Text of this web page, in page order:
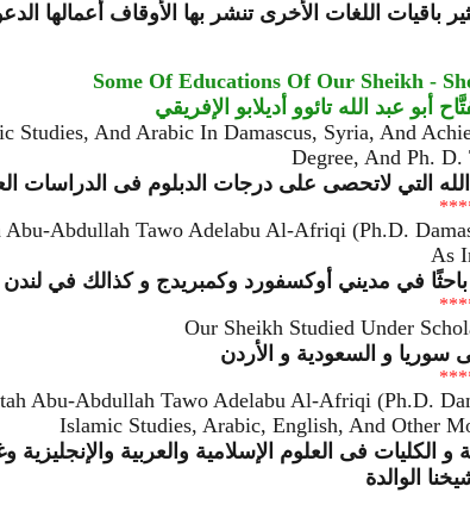
اللغات الأخرى تنشر بها الأوقاف أعمالها
Some Of Educations Of Our Sheikh -
عبد الله تائوو أديلابو الإفريقي
Studies, And Arabic In Damascus, Syria, And
Degree, And Ph.
التي لاتحصى على درجات الدبلوم فى الدراسات
Abdullah Tawo Adelabu Al-Afriqi (Ph.D.
As
باحثًا في مديني أوكسفورد وكمبريدج و كذالك في لندن
Our Sheikh Studied Under
سوريا و السعودية و الأردن
Abu-Abdullah Tawo Adelabu Al-Afriqi (Ph.D.
Islamic Studies, Arabic, English, And Other
و الكليات فى العلوم الإسلامية والعربية
الوالدة